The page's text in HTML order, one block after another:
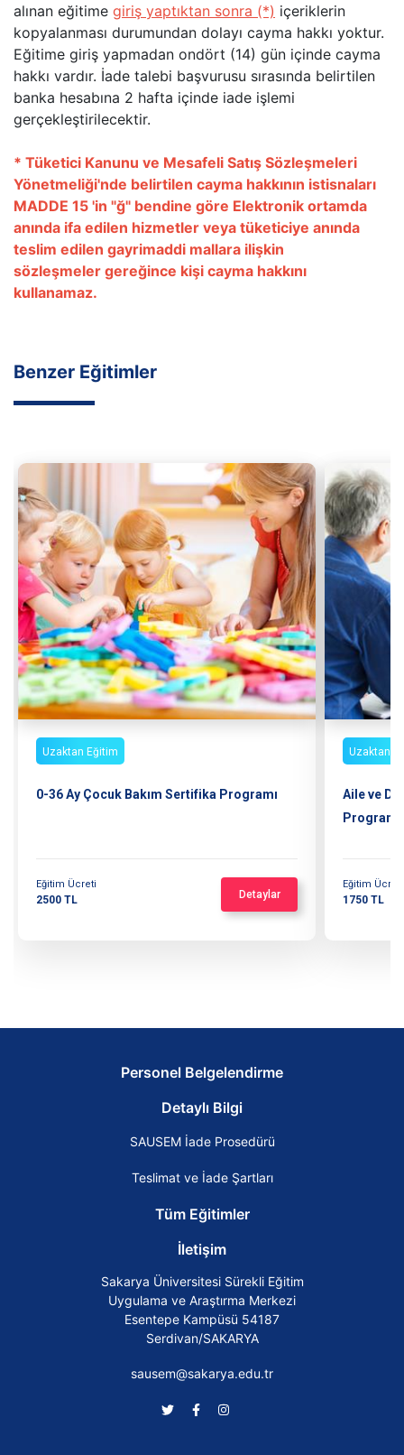
alınan eğitime giriş yaptıktan sonra (*) içeriklerin
kopyalanması durumundan dolayı cayma hakkı yoktur.
Eğitime giriş yapmadan ondört (14) gün içinde cayma
hakkı vardır. İade talebi başvurusu sırasında belirtilen
banka hesabına 2 hafta içinde iade işlemi
gerçekleştirilecektir.
* Tüketici Kanunu ve Mesafeli Satış Sözleşmeleri
Yönetmeliği'nde belirtilen cayma hakkının istisnaları
MADDE 15 'in "ğ" bendine göre Elektronik ortamda
anında ifa edilen hizmetler veya tüketiciye anında
teslim edilen gayrimaddi mallara ilişkin
sözleşmeler gereğince kişi cayma hakkını
kullanamaz.
Benzer Eğitimler
Uzaktan Eğitim
0-36 Ay Çocuk Bakım Sertifika Programı
Eğitim Ücreti
2500 TL Detaylar
Uzaktan
Aile ve
Programı
Eğitim Ücreti
1750 TL
Personel Belgelendirme
Detaylı Bilgi
SAUSEM İade Prosedürü
Teslimat ve İade Şartları
Tüm Eğitimler
İletişim
Sakarya Üniversitesi Sürekli Eğitim
Uygulama ve Araştırma Merkezi
Esentepe Kampüsü 54187
Serdivan/SAKARYA
sausem@sakarya.edu.tr